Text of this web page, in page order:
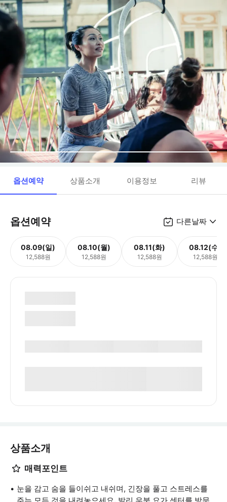
옵션예약 상품소개 이용정보 리뷰
옵션예약 다른날짜
08.09(일)
12,588원
08.10(월)
12,588원
08.11(화)
12,588원
08.12(수)
12,588원
상품소개
매력포인트
눈을 감고 숨을 들이쉬고 내쉬며, 긴장을 풀고 스트레스를